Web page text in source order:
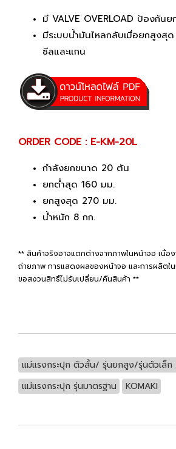
มี VALVE OVERLOAD ป้องกันย
มีระบบน้ำมันไหลกลับเมื่อยกสูงสุ
ซีลและแกน
ORDER CODE : E-KM-20L
กำลังยกขนาด 20 ตัน
ยกต่ำสุด 160 มม.
ยกสูงสุด 270 มม.
น้ำหนัก 8 กก.
** สินค้าจริงอาจแตกต่างจากภาพในหน้าจอ เนื่อ
ถ่ายภาพ การแสดงผลของหน้าจอ และการผลิตใ
ขอสงวนสิทธิ์ไม่รับเปลี่ยน/คืนสินค้า **
แม่แรงกระปุก ตัวสั้น/ รุ่นยกสูง/รุ่นตัวเล็ก
แม่แรงกระปุก รุ่นมาตรฐาน
KOMAKI